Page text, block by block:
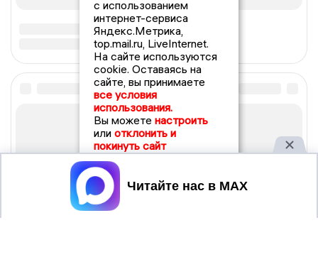
с использованием
интернет-сервиса
Яндекс.Метрика,
top.mail.ru, LiveInternet.
На сайте используются
cookie. Оставаясь на
сайте, вы принимаете
все условия
использования.
Вы можете настроить
или отклонить и
покинуть сайт
Принять